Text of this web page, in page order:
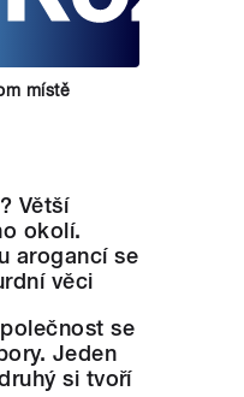
místě
Větší
okolí.
arogancí se
věci
se
Jeden
si tvoří